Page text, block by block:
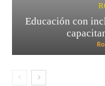
Educación con